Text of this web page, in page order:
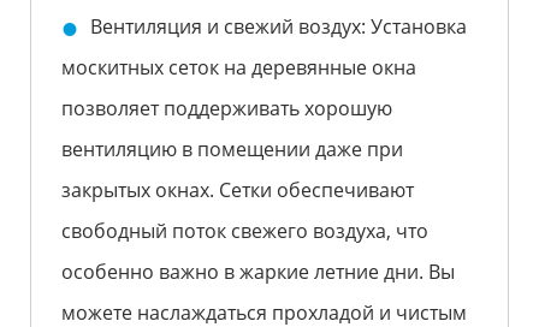
Вентиляция и свежий воздух: Установка
москитных сеток на деревянные окна
позволяет поддерживать хорошую
вентиляцию в помещении даже при
закрытых окнах. Сетки обеспечивают
свободный поток свежего воздуха, что
особенно важно в жаркие летние дни. Вы
можете наслаждаться прохладой и чистым